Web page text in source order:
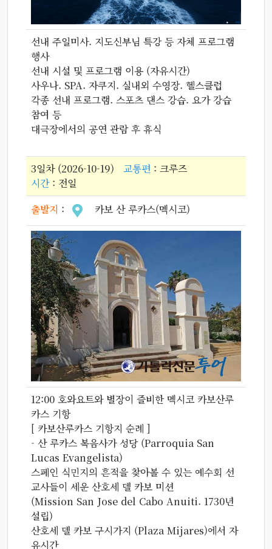
선내 주일미사. 지도신부님 특강 등 자체 프로그램
행사
선내 시설 및 프로그램 이용 (자유시간)
사우나. SPA. 자쿠지. 실내외 수영장. 헬스클럽
각종 선내 프로그램. 스포츠 댄스 강습. 요가 강습
참여 등
대극장에서의 공연 관람 후 휴식
3일차 (2026-10-19) 교통편 : 크루즈
시간: 전일
출발지 : 카보 산 루카스(멕시코)
12:00 호와요트와 별장이 즐비한 멕시코 카보산루
카스 기항
[ 카보산루카스 기항지 순례 ]
- 산 루카스 복음사가 성당 (Parroquia San
Lucas Evangelista)
스페인 식민지의 흔적을 찾아볼 수 있는 예수회 선
교사들이 세운 산호세 델 카보 미션
(Mission San Jose del Cabo Anuiti. 1730년
설립)
산호세 델 카보 구시가지 (Plaza Mijares)에서 자
유시간